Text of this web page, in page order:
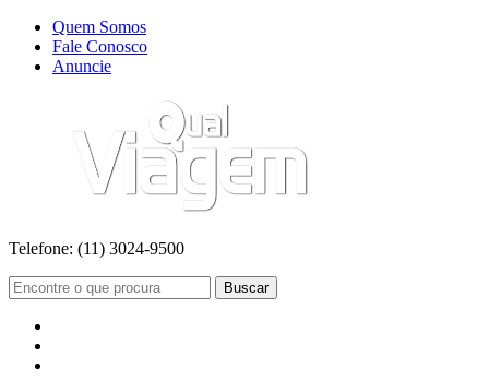
Quem Somos
Fale Conosco
Anuncie
Telefone: (11) 3024-9500
Buscar